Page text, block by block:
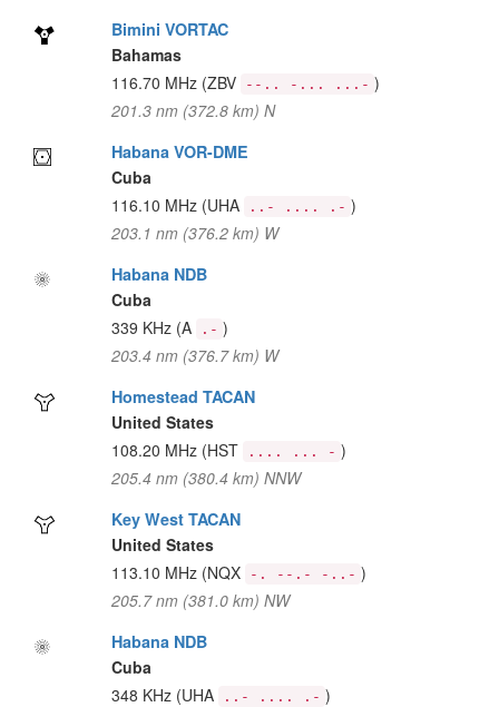
Bimini VORTAC
Bahamas
116.70 MHz (ZBV --.. -... ...- )
201.3 nm (372.8 km) N
Habana VOR-DME
Cuba
116.10 MHz (UHA ..- .... .- )
203.1 nm (376.2 km) W
Habana NDB
Cuba
339 KHz (A .- )
203.4 nm (376.7 km) W
Homestead TACAN
United States
108.20 MHz (HST .... ... - )
205.4 nm (380.4 km) NNW
Key West TACAN
United States
113.10 MHz (NQX -. --.- -..- )
205.7 nm (381.0 km) NW
Habana NDB
Cuba
348 KHz (UHA ..- .... .- )